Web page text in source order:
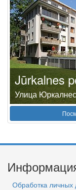
Jūrkalnes
Улица
Обработка личных